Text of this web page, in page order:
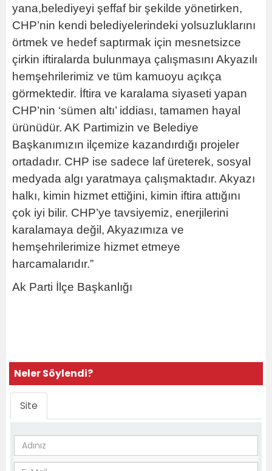
yana,belediyeyi şeffaf bir şekilde yönetirken,
CHP’nin kendi belediyelerindeki yolsuzluklarını
örtmek ve hedef saptırmak için mesnetsizce
çirkin iftiralarda bulunmaya çalışmasını Akyazılı
hemşehrilerimiz ve tüm kamuoyu açıkça
görmektedir. İftira ve karalama siyaseti yapan
CHP’nin ‘sümen altı’ iddiası, tamamen hayal
ürünüdür. AK Partimizin ve Belediye
Başkanımızın ilçemize kazandırdığı projeler
ortadadır. CHP ise sadece laf üreterek, sosyal
medyada algı yaratmaya çalışmaktadır. Akyazı
halkı, kimin hizmet ettiğini, kimin iftira attığını
çok iyi bilir. CHP’ye tavsiyemiz, enerjilerini
karalamaya değil, Akyazımıza ve
hemşehrilerimize hizmet etmeye
harcamalarıdır.”
Ak Parti İlçe Başkanlığı
Neler Söylendi?
Site